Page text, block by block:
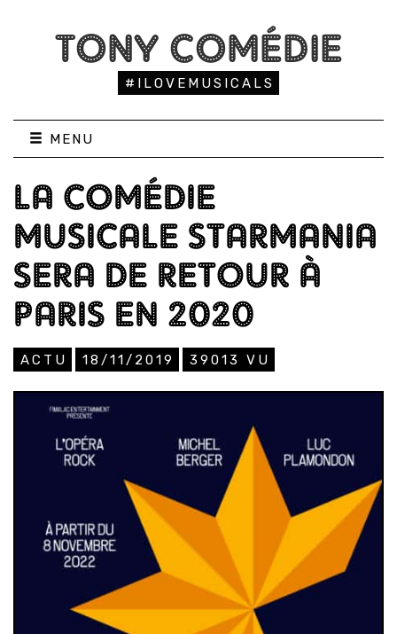
TONY COMÉDIE
#ILOVEMUSICALS
MENU
LA COMÉDIE
MUSICALE STARMANIA
SERA DE RETOUR À
PARIS EN 2020
ACTU 18/11/2019 39013 VU